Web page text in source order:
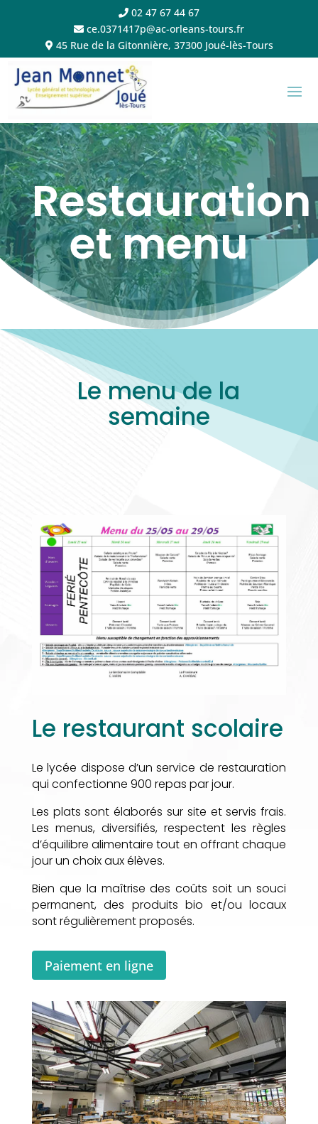
02 47 67 44 67
ce.0371417p@ac-orleans-tours.fr
45 Rue de la Gitonnière, 37300 Joué-lès-Tours
Restauration
et menu
Le menu de la
semaine
Le restaurant scolaire
Le lycée dispose d’un service de restauration
qui confectionne 900 repas par jour.
Les plats sont élaborés sur site et servis frais.
Les menus, diversifiés, respectent les règles
d’équilibre alimentaire tout en offrant chaque
jour un choix aux élèves.
Bien que la maîtrise des coûts soit un souci
permanent, des produits bio et/ou locaux
sont régulièrement proposés.
Paiement en ligne